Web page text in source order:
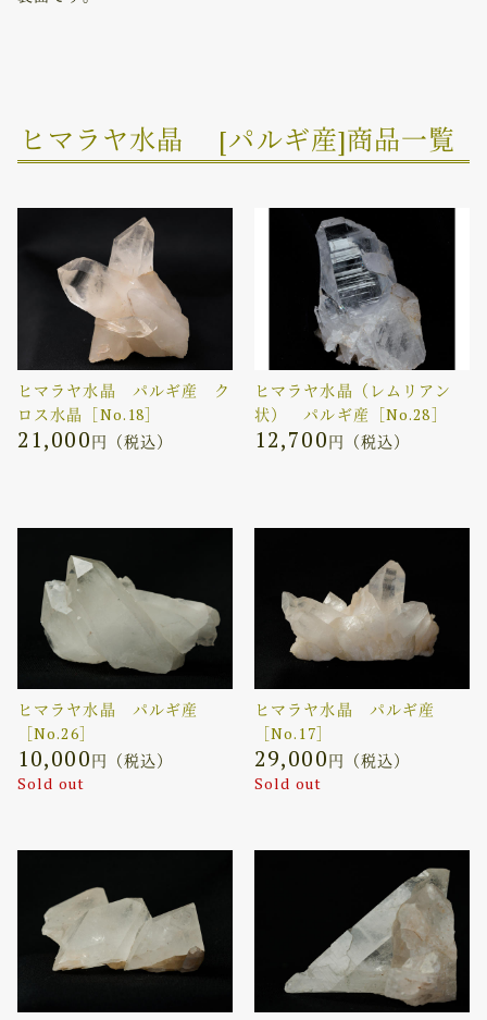
ヒマラヤ水晶 [パルギ産]商品一覧
ヒマラヤ水晶 パルギ産 ク
ロス水晶［No.18］
21,000円（税込）
ヒマラヤ水晶（レムリアン
状） パルギ産［No.28］
12,700円（税込）
ヒマラヤ水晶 パルギ産
［No.26］
10,000円（税込）
Sold out
ヒマラヤ水晶 パルギ産
［No.17］
29,000円（税込）
Sold out